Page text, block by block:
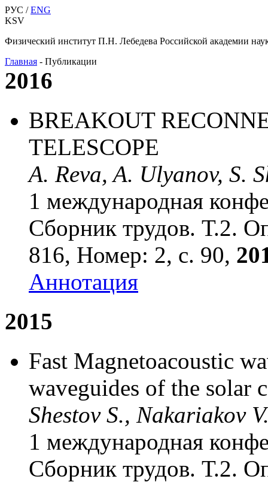
РУС /ENG
KSV
Физический институт П.Н. Лебедева Российской академии
Главная - Публикации
2016
BREAKOUT
TELESCOPE
A. Reva, A. Ulyanov, S.
1 международная
Сборник трудов. Т.2.
816, Номер: 2, с. 90,
Аннотация
2015
Fast Magnetoacoustic
waveguides of the solar
Shestov S., Nakariakov
1 международная
Сборник трудов. Т.2.